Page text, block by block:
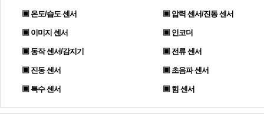
▣ 온도/습도 센서 ▣ 압력 센서/진동 센서
▣ 이미지 센서 ▣ 인코더
▣ 동작 센서/감지기 ▣ 전류 센서
▣ 진동 센서 ▣ 초음파 센서
▣ 특수 센서 ▣ 힘 센서